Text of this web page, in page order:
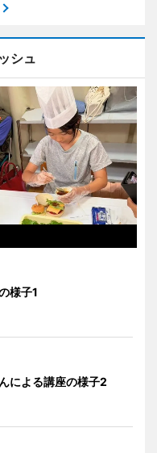
シュ
様子1
による講座の様子2